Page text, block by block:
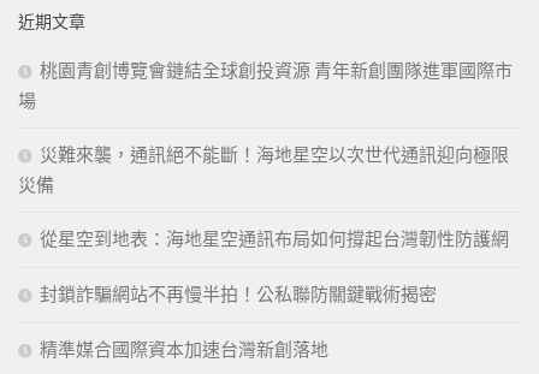
字:
近期文章
桃園青創博覽會鏈結全球創投資源 青年新創團隊進軍國際市
場
災難來襲，通訊絕不能斷！海地星空以次世代通訊迎向極限
災備
從星空到地表：海地星空通訊布局如何撐起台灣韌性防護網
封鎖詐騙網站不再慢半拍！公私聯防關鍵戰術揭密
精準媒合國際資本加速台灣新創落地